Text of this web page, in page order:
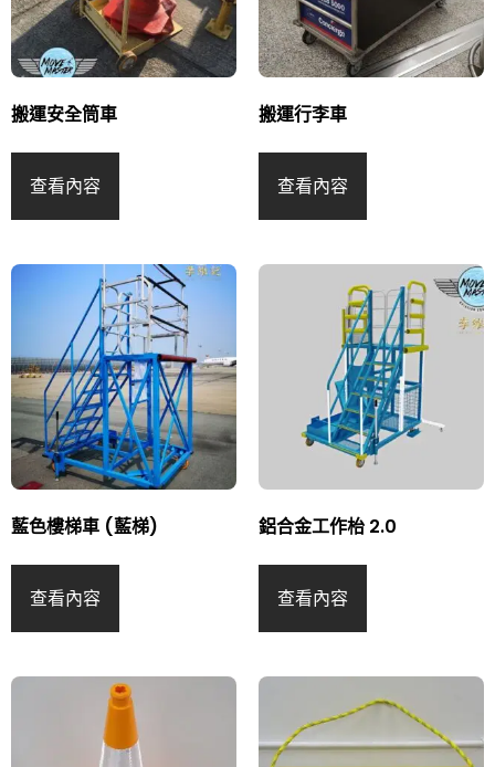
搬運安全筒車
查看內容
搬運行李車
查看內容
藍色樓梯車 (藍梯)
查看內容
鋁合金工作枱 2.0
查看內容